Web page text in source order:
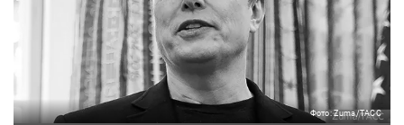
Фото: Zuma/ТАСС